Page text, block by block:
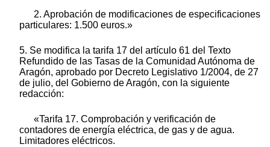
2. Aprobación de modificaciones de especificaciones
particulares: 1.500 euros.»
5. Se modifica la tarifa 17 del artículo 61 del Texto
Refundido de las Tasas de la Comunidad Autónoma de
Aragón, aprobado por Decreto Legislativo 1/2004, de 27
de julio, del Gobierno de Aragón, con la siguiente
redacción:
«Tarifa 17. Comprobación y verificación de
contadores de energía eléctrica, de gas y de agua.
Limitadores eléctricos.